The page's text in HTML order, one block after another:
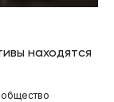
находятся